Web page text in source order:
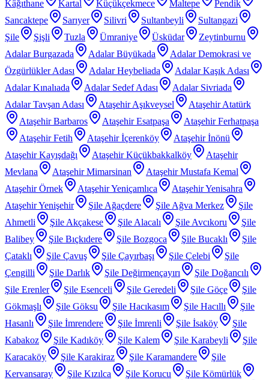
Kâğıthane
Kartal Küçükçekmece Maltepe
Pendik
Sancaktepe
Sarıyer Silivri Sultanbeyli
Sultangazi
Şile
Şişli Tuzla Ümraniye Üsküdar
Zeytinburnu
Adalar Burgazada
Adalar Büyükada
Adalar Demokrasi ve
Özgürlükler Adası
Adalar Heybeliada
Adalar Kaşık Adası
Adalar Kınalıada
Adalar Sedef Adası
Adalar Sivriada
Adalar Tavşan Adası
Ataşehir Aşıkveysel
Ataşehir Atatürk
Ataşehir Barbaros
Ataşehir Esatpaşa
Ataşehir Ferhatpaşa
Ataşehir Fetih
Ataşehir İçerenköy
Ataşehir İnönü
Ataşehir Kayışdağı
Ataşehir Küçükbakkalköy
Ataşehir
Mevlana
Ataşehir Mimarsinan
Ataşehir Mustafa Kemal
Ataşehir Örnek
Ataşehir Yeniçamlıca
Ataşehir Yenisahra
Ataşehir Yenişehir
Şile Ağaçdere Şile Ağva Merkez
Şile
Ahmetli
Şile Akçakese Şile Alacalı Şile Avcıkoru
Şile
Balibey
Şile Bıçkıdere Şile Bozgoca Şile Bucaklı
Şile
Çataklı
Şile Çavuş Şile Çayırbaşı Şile Çelebi
Şile
Çengilli
Şile Darlık Şile Değirmençayırı
Şile Doğancılı
Şile Erenler
Şile Esenceli Şile Geredeli Şile Göçe
Şile
Gökmaşlı
Şile Göksu Şile Hacıkasım Şile Hacıllı
Şile
Hasanlı
Şile İmrendere Şile İmrenli Şile İsaköy
Şile
Kabakoz
Şile Kadıköy Şile Kalem Şile Karabeyli
Şile
Karacaköy
Şile Karakiraz Şile Karamandere
Şile
Kervansaray
Şile Kızılca Şile Korucu
Şile Kömürlük